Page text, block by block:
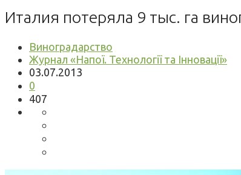
Италия потеряла 9 тыс. га
Виноградарство
Журнал «Напої. Технології та Інновації»
03.07.2013
0
407